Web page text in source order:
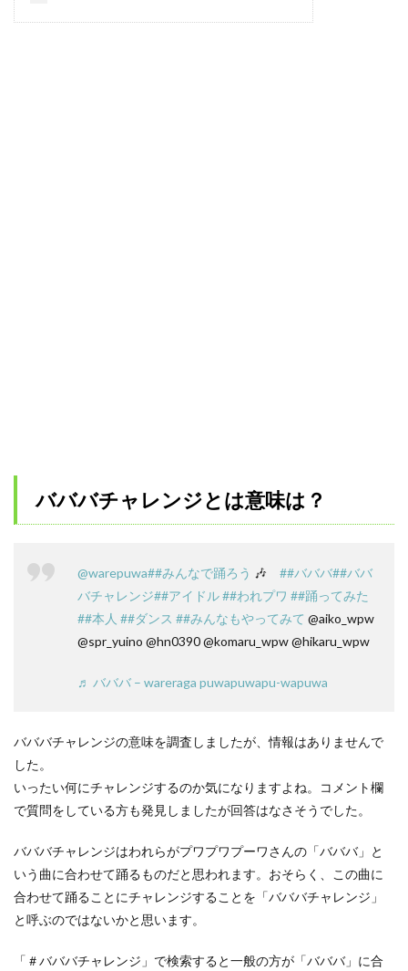
バババチャレンジとは意味は？
@warepuwa##みんなで踊ろう 🎶 ##バババ##ババ
バチャレンジ##アイドル##われプワ ##踊ってみた
##本人 ##ダンス ##みんなもやってみて @aiko_wpw
@spr_yuino @hn0390 @komaru_wpw @hikaru_wpw
♬ バババ – wareraga puwapuwapu-wapuwa
バババチャレンジの意味を調査しましたが、情報はありませんで
した。
いったい何にチャレンジするのか気になりますよね。コメント欄
で質問をしている方も発見しましたが回答はなさそうでした。
バババチャレンジはわれらがプワプワプーワさんの「バババ」と
いう曲に合わせて踊るものだと思われます。おそらく、この曲に
合わせて踊ることにチャレンジすることを「バババチャレンジ」
と呼ぶのではないかと思います。
「＃バババチャレンジ」で検索すると一般の方が「バババ」に合